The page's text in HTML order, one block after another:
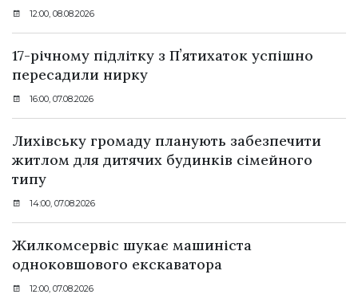
12:00, 08.08.2026
17-річному підлітку з Пʼятихаток успішно
пересадили нирку
16:00, 07.08.2026
Лихівську громаду планують забезпечити
житлом для дитячих будинків сімейного
типу
14:00, 07.08.2026
Жилкомсервіс шукає машиніста
одноковшового екскаватора
12:00, 07.08.2026